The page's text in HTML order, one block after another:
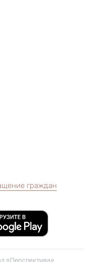
граждан
«Перспектива»